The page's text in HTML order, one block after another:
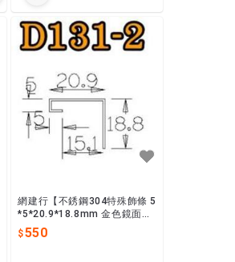
網建行【不銹鋼304特殊飾條 5
*5*20.9*18.8mm 金色鏡面】
長2440mm 收邊條 封邊條 現
貨供應
550